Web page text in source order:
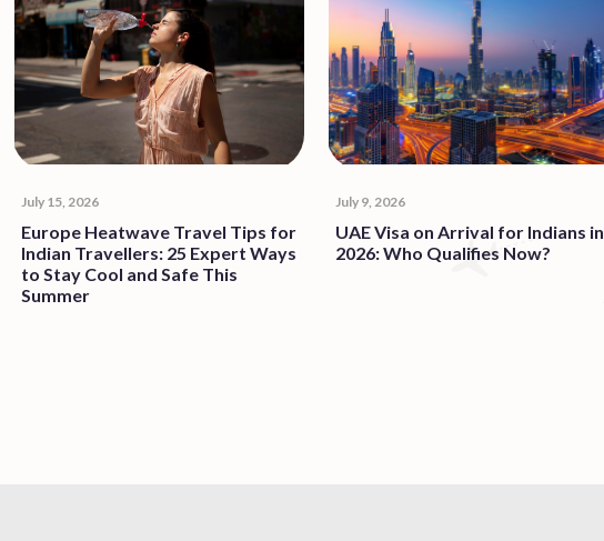
July 15, 2026
Europe Heatwave Travel Tips for
Indian Travellers: 25 Expert Ways
to Stay Cool and Safe This
Summer
July 9, 2026
UAE Visa on Arrival for Indians in
2026: Who Qualifies Now?